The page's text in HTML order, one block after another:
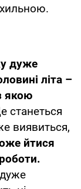
дуже
літа –
якою
станеться
виявиться,
йтися